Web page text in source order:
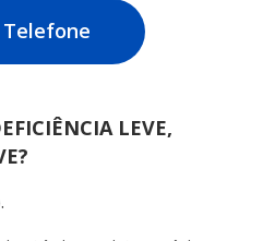
LEVE,